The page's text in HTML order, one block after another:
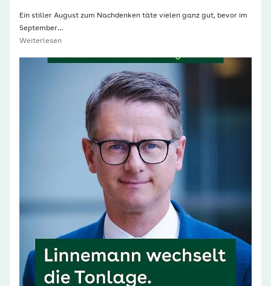
Ein stiller August zum Nachdenken täte vielen ganz gut, bevor im
September…
Weiterlesen